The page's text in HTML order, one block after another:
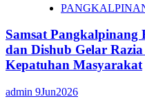
Samsat Pangkalpinang
dan Dishub Gelar
Kepatuhan Masyarakat
admin 9Jun2026